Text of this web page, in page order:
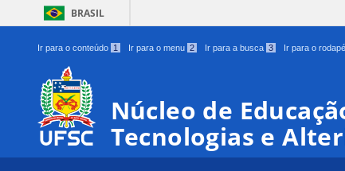
BRASIL
Ir para o conteúdo 1 Ir para o menu 2 Ir para a busca 3 Ir para o rodapé
Núcleo de
Tecnologias e